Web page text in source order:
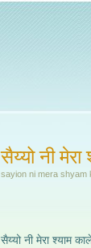
सैय्यो नी
sayion ni mera shyam
सैय्यो नी मेरा श्याम